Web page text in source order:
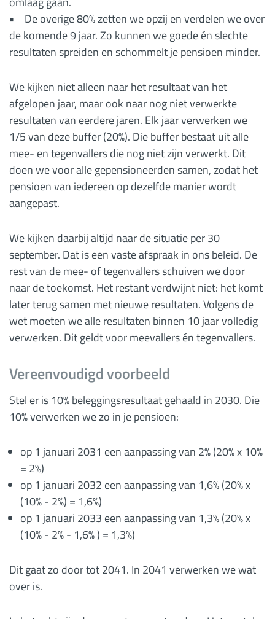
• De overige 80% zetten we opzij en verdelen we over
de komende 9 jaar. Zo kunnen we goede én slechte
resultaten spreiden en schommelt je pensioen minder.
We kijken niet alleen naar het resultaat van het
afgelopen jaar, maar ook naar nog niet verwerkte
resultaten van eerdere jaren. Elk jaar verwerken we
1/5 van deze buffer (20%). Die buffer bestaat uit alle
mee- en tegenvallers die nog niet zijn verwerkt. Dit
doen we voor alle gepensioneerden samen, zodat het
pensioen van iedereen op dezelfde manier wordt
aangepast.
We kijken daarbij altijd naar de situatie per 30
september. Dat is een vaste afspraak in ons beleid. De
rest van de mee- of tegenvallers schuiven we door
naar de toekomst. Het restant verdwijnt niet: het komt
later terug samen met nieuwe resultaten. Volgens de
wet moeten we alle resultaten binnen 10 jaar volledig
verwerken. Dit geldt voor meevallers én tegenvallers.
Vereenvoudigd voorbeeld
Stel er is 10% beleggingsresultaat gehaald in 2030. Die
10% verwerken we zo in je pensioen:
op 1 januari 2031 een aanpassing van 2% (20% x 10%
= 2%)
op 1 januari 2032 een aanpassing van 1,6% (20% x
(10% - 2%) = 1,6%)
op 1 januari 2033 een aanpassing van 1,3% (20% x
(10% - 2% - 1,6% ) = 1,3%)
Dit gaat zo door tot 2041. In 2041 verwerken we wat
over is.